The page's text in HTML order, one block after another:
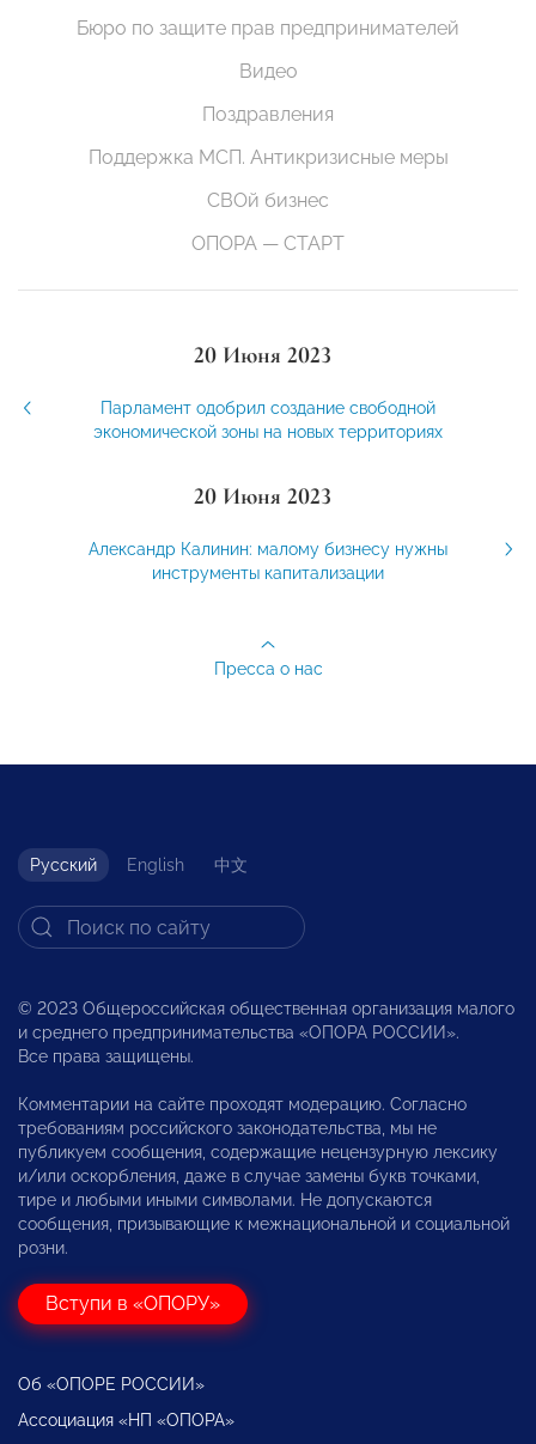
Бюро по защите прав предпринимателей
Видео
Поздравления
Поддержка МСП. Антикризисные меры
СВОй бизнес
ОПОРА — СТАРТ
20 Июня 2023
Парламент одобрил создание свободной
экономической зоны на новых территориях
20 Июня 2023
Александр Калинин: малому бизнесу нужны
инструменты капитализации
Пресса о нас
Русский English 中文
© 2023 Общероссийская общественная организация малого
и среднего предпринимательства «ОПОРА РОССИИ».
Все права защищены.
Комментарии на сайте проходят модерацию. Согласно
требованиям российского законодательства, мы не
публикуем сообщения, содержащие нецензурную лексику
и/или оскорбления, даже в случае замены букв точками,
тире и любыми иными символами. Не допускаются
сообщения, призывающие к межнациональной и социальной
розни.
Вступи в «ОПОРУ»
Об «ОПОРЕ РОССИИ»
Ассоциация «НП «ОПОРА»